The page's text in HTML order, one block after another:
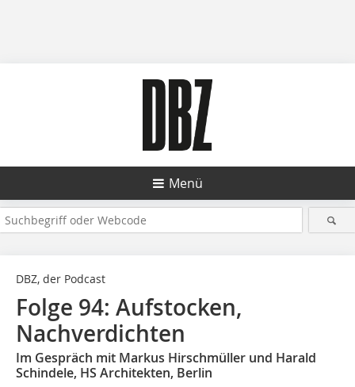
Menü
DBZ, der Podcast
Folge 94: Aufstocken,
Nachverdichten
Im Gespräch mit Markus Hirschmüller und Harald
Schindele, HS Architekten, Berlin